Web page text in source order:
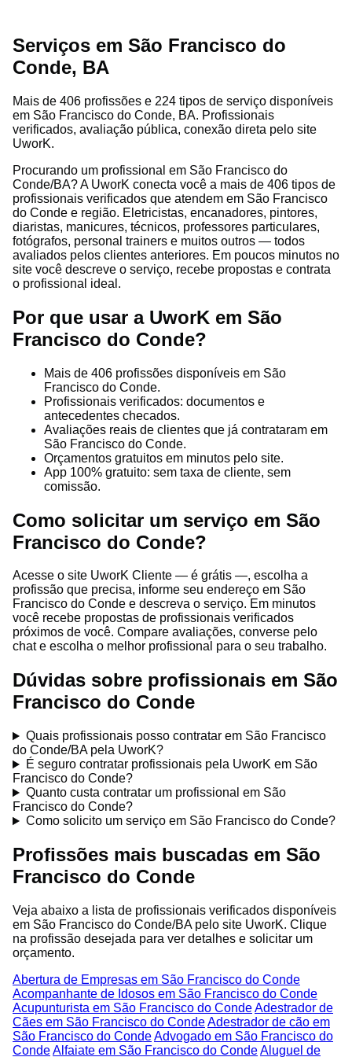
Serviços em São Francisco do
Conde, BA
Mais de 406 profissões e 224 tipos de serviço disponíveis
em São Francisco do Conde, BA. Profissionais
verificados, avaliação pública, conexão direta pelo site
UworK.
Procurando um profissional em São Francisco do
Conde/BA? A UworK conecta você a mais de 406 tipos de
profissionais verificados que atendem em São Francisco
do Conde e região. Eletricistas, encanadores, pintores,
diaristas, manicures, técnicos, professores particulares,
fotógrafos, personal trainers e muitos outros — todos
avaliados pelos clientes anteriores. Em poucos minutos no
site você descreve o serviço, recebe propostas e contrata
o profissional ideal.
Por que usar a UworK em São
Francisco do Conde?
Mais de 406 profissões disponíveis em São
Francisco do Conde.
Profissionais verificados: documentos e
antecedentes checados.
Avaliações reais de clientes que já contrataram em
São Francisco do Conde.
Orçamentos gratuitos em minutos pelo site.
App 100% gratuito: sem taxa de cliente, sem
comissão.
Como solicitar um serviço em São
Francisco do Conde?
Acesse o site UworK Cliente — é grátis —, escolha a
profissão que precisa, informe seu endereço em São
Francisco do Conde e descreva o serviço. Em minutos
você recebe propostas de profissionais verificados
próximos de você. Compare avaliações, converse pelo
chat e escolha o melhor profissional para o seu trabalho.
Dúvidas sobre profissionais em São
Francisco do Conde
Quais profissionais posso contratar em São Francisco
do Conde/BA pela UworK?
É seguro contratar profissionais pela UworK em São
Francisco do Conde?
Quanto custa contratar um profissional em São
Francisco do Conde?
Como solicito um serviço em São Francisco do Conde?
Profissões mais buscadas em São
Francisco do Conde
Veja abaixo a lista de profissionais verificados disponíveis
em São Francisco do Conde/BA pelo site UworK. Clique
na profissão desejada para ver detalhes e solicitar um
orçamento.
Abertura de Empresas em São Francisco do Conde
Acompanhante de Idosos em São Francisco do Conde
Acupunturista em São Francisco do CondeAdestrador de
Cães em São Francisco do CondeAdestrador de cão em
São Francisco do CondeAdvogado em São Francisco do
CondeAlfaiate em São Francisco do CondeAluguel de